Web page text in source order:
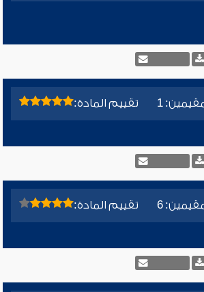
1 تقييم المادة:
6 تقييم المادة: